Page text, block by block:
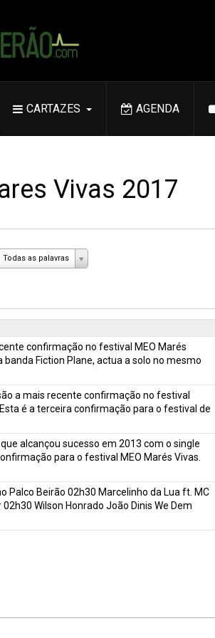
CARTAZES AGENDA
Vivas 2017
Todas as palavras
confirmação no festival MEO Marés
banda Fiction Plane, actua a solo no mesmo
a mais recente confirmação no festival
é a terceira confirmação para o festival de
alcançou sucesso em 2013 com o single
para o festival MEO Marés Vivas.
Palco Beirão 02h30 Marcelinho da Lua ft. MC
Wilson Honrado João Dinis We Dem